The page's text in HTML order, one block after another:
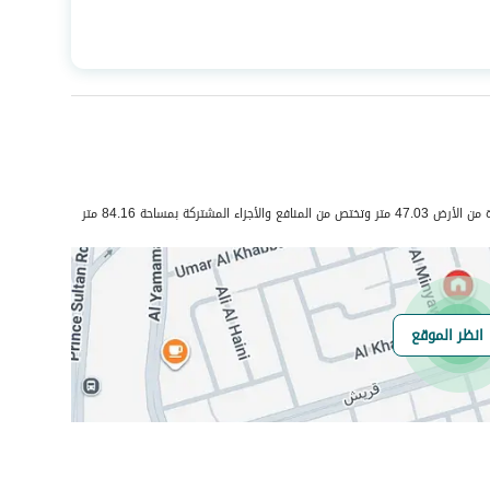
عدد الغرف
4
هل يوجد اي التزام
على العقار ؟
مطابقة لكود البناء -
بمساحة 84.16 متر
انظر الموقع